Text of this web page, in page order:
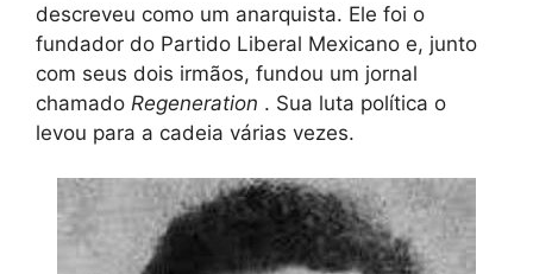
descreveu como um anarquista. Ele foi o
fundador do Partido Liberal Mexicano e, junto
com seus dois irmãos, fundou um jornal
chamado Regeneration . Sua luta política o
levou para a cadeia várias vezes.